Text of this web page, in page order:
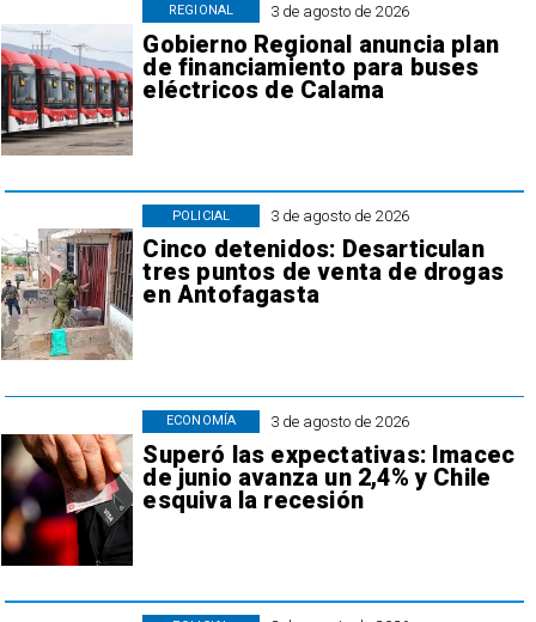
3 de agosto de 2026
Gobierno Regional anuncia plan
de financiamiento para buses
eléctricos de Calama
REGIONAL
3 de agosto de 2026
Cinco detenidos: Desarticulan
tres puntos de venta de drogas
en Antofagasta
POLICIAL
3 de agosto de 2026
Superó las expectativas: Imacec
de junio avanza un 2,4% y Chile
esquiva la recesión
ECONOMÍA